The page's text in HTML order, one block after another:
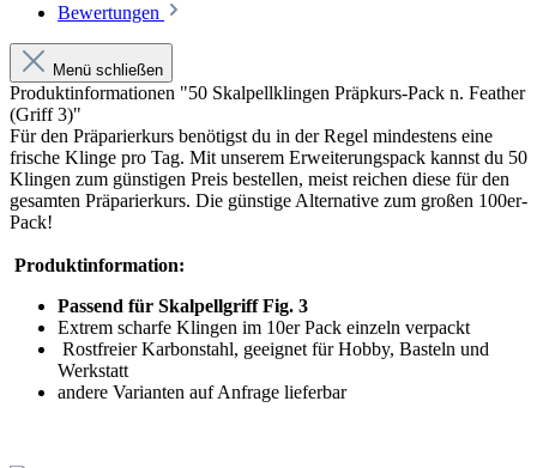
Bewertungen
Menü schließen
Produktinformationen "50 Skalpellklingen Präpkurs-Pack n. Feather
(Griff 3)"
Für den Präparierkurs benötigst du in der Regel mindestens eine
frische Klinge pro Tag. Mit unserem Erweiterungspack kannst du 50
Klingen zum günstigen Preis bestellen, meist reichen diese für den
gesamten Präparierkurs. Die günstige Alternative zum großen 100er-
Pack!
Produktinformation:
Passend für Skalpellgriff Fig. 3
Extrem scharfe Klingen im 10er Pack einzeln verpackt
Rostfreier Karbonstahl, geeignet für Hobby, Basteln und
Werkstatt
andere Varianten auf Anfrage lieferbar